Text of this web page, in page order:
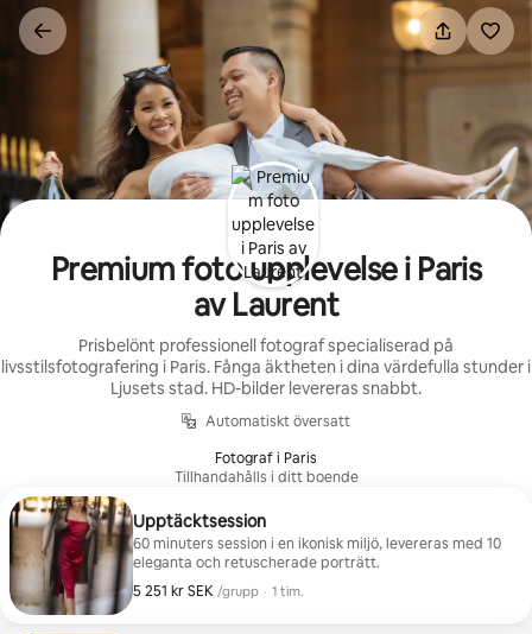
Hoppa
innehåll
Premium foto upplevelse i Paris
av Laurent
Prisbelönt professionell fotograf specialiserad på
livsstilsfotografering i Paris. Fånga äktheten i dina värdefulla stunder i
Ljusets stad. HD-bilder levereras snabbt.
Automatiskt översatt
Fotograf i Paris
Tillhandahålls i ditt boende
Upptäcktsession
60 minuters session i en ikonisk miljö, levereras med 10
eleganta och retuscherade porträtt.
5 251 kr SEK /grupp
5 251 kr SEK per grupp
, · 1 tim.